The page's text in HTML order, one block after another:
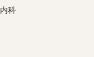
科